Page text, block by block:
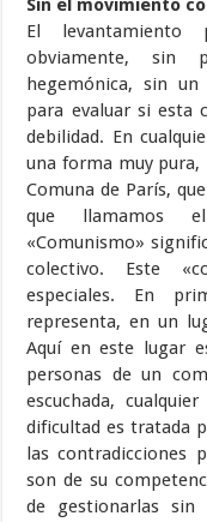
Sin el movimiento
El levantamiento
obviamente, sin
hegemónica, sin
para evaluar si esta
debilidad. En
una forma muy pura,
Comuna de París,
que llamamos
«Comunismo»
colectivo. Este
especiales. En
representa, en un
Aquí en este lugar
personas de un
escuchada,
dificultad es tratada
las contradicciones
son de su
de gestionarlas sin